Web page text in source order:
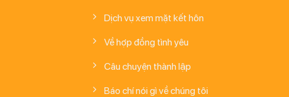
Dịch vụ xem mặt kết hôn
Về hợp đồng tình yêu
Câu chuyện thành lập
Báo chí nói gì về chúng tôi